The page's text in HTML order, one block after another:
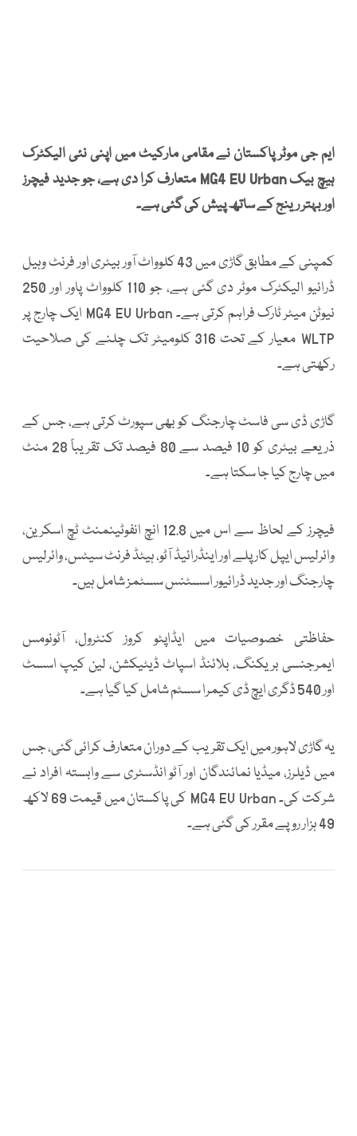
ایم جی موٹر پاکستان نے مقامی مارکیٹ میں اپنی نئی الیکٹرک
ہیچ بیک MG4 EV Urban متعارف کرا دی ہے، جو جدید فیچرز
اور بہتر رینج کے ساتھ پیش کی گئی ہے۔
کمپنی کے مطابق گاڑی میں 43 کلوواٹ آور بیٹری اور فرنٹ وہیل
ڈرائیو الیکٹرک موٹر دی گئی ہے، جو 110 کلوواٹ پاور اور 250
نیوٹن میٹر ٹارک فراہم کرتی ہے۔ MG4 EV Urban ایک چارج پر
WLTP معیار کے تحت 316 کلومیٹر تک چلنے کی صلاحیت
رکھتی ہے۔
گاڑی ڈی سی فاسٹ چارجنگ کو بھی سپورٹ کرتی ہے، جس کے
ذریعے بیٹری کو 10 فیصد سے 80 فیصد تک تقریباً 28 منٹ
میں چارج کیا جا سکتا ہے۔
فیچرز کے لحاظ سے اس میں 12.8 انچ انفوٹینمنٹ ٹچ اسکرین،
وائرلیس ایپل کار پلے اور اینڈرائیڈ آٹو، ہیٹڈ فرنٹ سیٹس، وائرلیس
چارجنگ اور جدید ڈرائیور اسسٹنس سسٹمز شامل ہیں۔
حفاظتی خصوصیات میں ایڈاپٹو کروز کنٹرول، آٹونومس
ایمرجنسی بریکنگ، بلائنڈ اسپاٹ ڈیٹیکشن، لین کیپ اسسٹ
اور 540 ڈگری ایچ ڈی کیمرا سسٹم شامل کیا گیا ہے۔
یہ گاڑی لاہور میں ایک تقریب کے دوران متعارف کرائی گئی، جس
میں ڈیلرز، میڈیا نمائندگان اور آٹو انڈسٹری سے وابستہ افراد نے
شرکت کی۔ MG4 EV Urban کی پاکستان میں قیمت 69 لاکھ
49 ہزار روپے مقرر کی گئی ہے۔